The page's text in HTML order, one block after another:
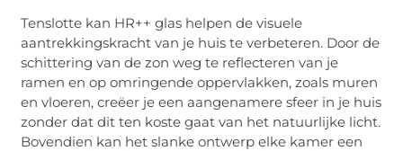
Tenslotte kan HR++ glas helpen de visuele
aantrekkingskracht van je huis te verbeteren. Door de
schittering van de zon weg te reflecteren van je
ramen en op omringende oppervlakken, zoals muren
en vloeren, creëer je een aangenamere sfeer in je huis
zonder dat dit ten koste gaat van het natuurlijke licht.
Bovendien kan het slanke ontwerp elke kamer een